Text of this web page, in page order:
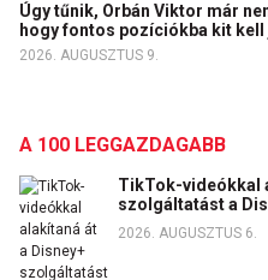
Úgy tűnik, Orbán Viktor már
hogy fontos pozíciókba kit
2026. AUGUSZTUS 9.
A 100 LEGGAZDAGABB
TikTok-videókkal
szolgáltatást a
2026. AUGUSZTUS 6.